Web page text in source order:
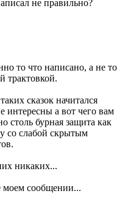
не правильно?
то что написано, а не то
трактовкой.
сказок начитался
а вот чего вам
столь бурная защита как
со слабой скрытым
никаких...
моем сообщении...